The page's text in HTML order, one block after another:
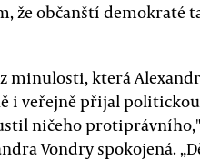
že občanští
minulosti, která
i veřejně přijal
ničeho protiprávního,"
Vondry spokojená.